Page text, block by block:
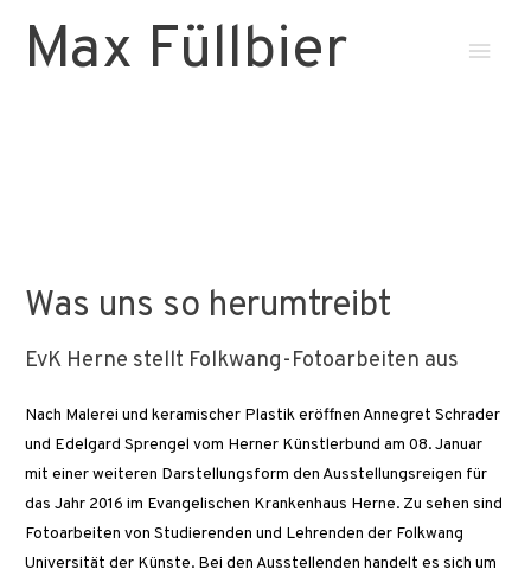
Max Füllbier
Was uns so herumtreibt
EvK Herne stellt Folkwang-Fotoarbeiten aus
Nach Malerei und keramischer Plastik eröffnen Annegret Schrader
und Edelgard Sprengel vom Herner Künstlerbund am 08. Januar
mit einer weiteren Darstellungsform den Ausstellungsreigen für
das Jahr 2016 im Evangelischen Krankenhaus Herne. Zu sehen sind
Fotoarbeiten von Studierenden und Lehrenden der Folkwang
Universität der Künste. Bei den Ausstellenden handelt es sich um